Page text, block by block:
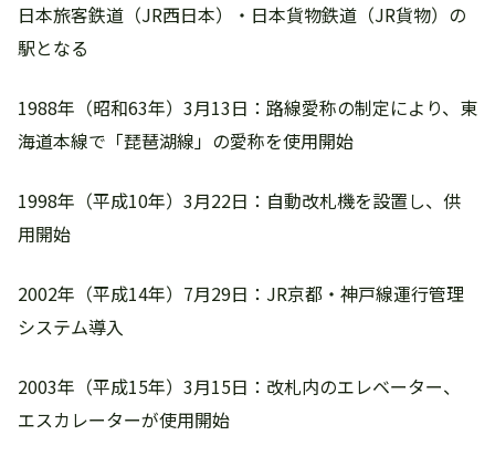
日本旅客鉄道（JR西日本）・日本貨物鉄道（JR貨物）の
駅となる
1988年（昭和63年）3月13日：路線愛称の制定により、東
海道本線で「琵琶湖線」の愛称を使用開始
1998年（平成10年）3月22日：自動改札機を設置し、供
用開始
2002年（平成14年）7月29日：JR京都・神戸線運行管理
システム導入
2003年（平成15年）3月15日：改札内のエレベーター、
エスカレーターが使用開始